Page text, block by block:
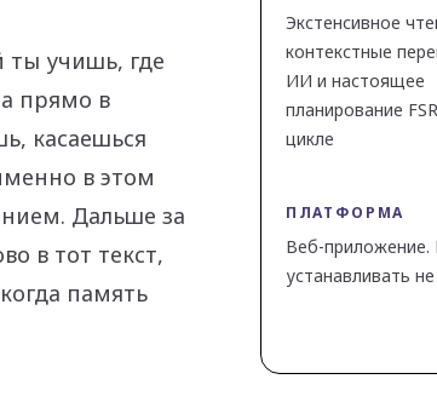
ты учишь, где
прямо в
касаешься
в этом
Дальше за
в тот текст,
память
Экстенсивное
контекстные
ИИ и настоящее
планирование
цикле
ПЛАТФОРМА
Веб-приложение.
устанавливать